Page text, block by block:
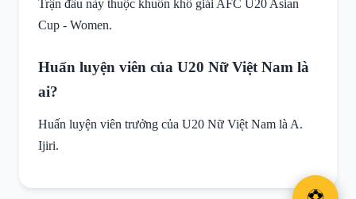
Trận đấu này thuộc khuôn khổ giải AFC U20 Asian
Cup - Women.
Huấn luyện viên của U20 Nữ Việt Nam là
ai?
Huấn luyện viên trưởng của U20 Nữ Việt Nam là A.
Ijiri.